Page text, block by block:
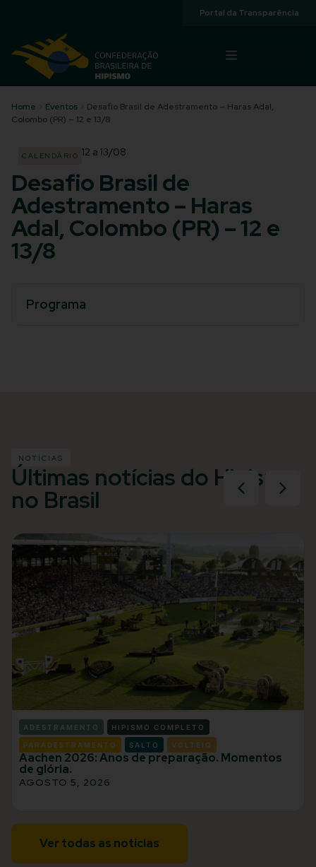
Portal da Transparência
Home > Eventos > Desafio Brasil de Adestramento – Haras Adal,
Colombo (PR) – 12 e 13/8
CALENDÁRIO 12 a 13/08
Desafio Brasil de
Adestramento – Haras
Adal, Colombo (PR) – 12 e
13/8
Programa
NOTÍCIAS
Últimas notícias do Hipismo
no Brasil
ADESTRAMENTO HIPISMO COMPLETO
PARADESTRAMENTO SALTO VOLTEIO
Aachen 2026: Anos de preparação. Momentos
de glória.
AGOSTO 5, 2026
Ver todas as notícias